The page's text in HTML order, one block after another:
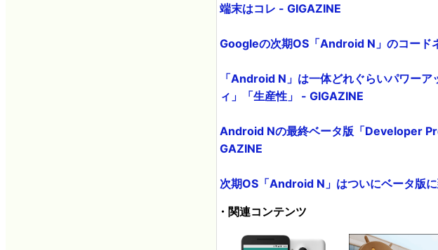
端末はコレ - GIGAZINE
Googleの次期OS「Android N」のコード
「Android N」は一体どれぐらいパワー
ィ」「生産性」 - GIGAZINE
Android Nの最終ベータ版「Developer
GAZINE
次期OS「Android N」はついにベータ版
・関連コンテンツ